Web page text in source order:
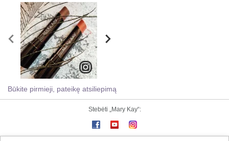
Būkite pirmieji, pateikę atsiliepimą
Stebėti „Mary Kay“: